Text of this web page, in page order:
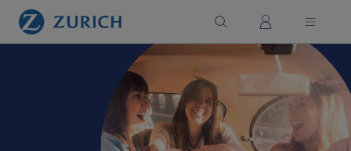
Saltar al contenido principal